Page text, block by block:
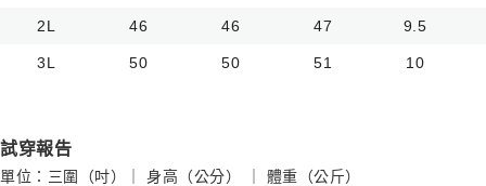
2L 46 46 47 9.5
3L 50 50 51 10
試穿報告
單位：三圍（吋）｜ 身高（公分） ｜ 體重（公斤）